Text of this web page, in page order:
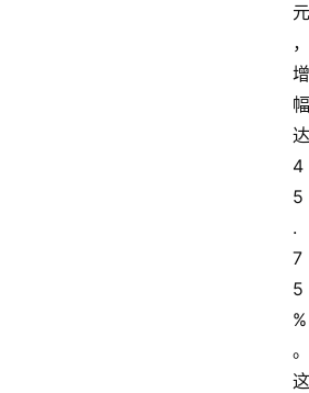
元
，
增
幅
达
4
5
.
7
5
%
。
这